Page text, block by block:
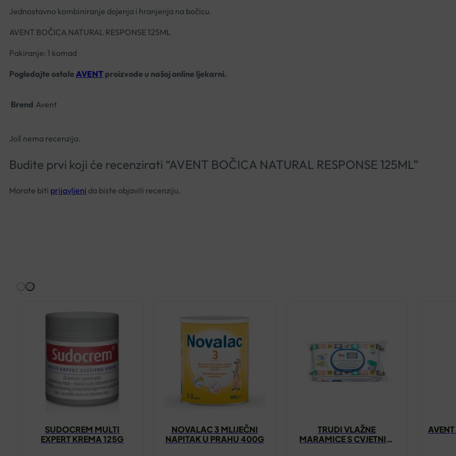
Jednostavno kombiniranje dojenja i hranjenja na bočicu.
AVENT BOČICA NATURAL RESPONSE 125ML
Pakiranje: 1 komad
Pogledajte ostale AVENT proizvode u našoj online ljekarni.
Brend Avent
Još nema recenzija.
Budite prvi koji će recenzirati “AVENT BOČICA NATURAL RESPONSE 125ML”
Morate biti prijavljeni da biste objavili recenziju.
SUDOCREM MULTI
EXPERT KREMA 125G
NOVALAC 3 MLIJEČNI
NAPITAK U PRAHU 400G
TRUDI VLAŽNE
MARAMICE S CVJETNIM